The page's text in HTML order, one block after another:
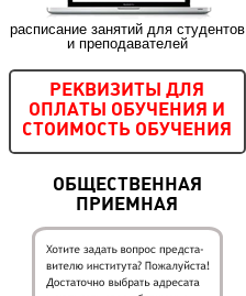
расписание занятий для студентов
и преподавателей
РЕКВИЗИТЫ ДЛЯ
ОПЛАТЫ ОБУЧЕНИЯ И
СТОИМОСТЬ ОБУЧЕНИЯ
ОБЩЕСТВЕННАЯ
ПРИЕМНАЯ